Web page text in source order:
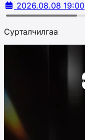
2026.08.08 19:00
Сурталчилгаа